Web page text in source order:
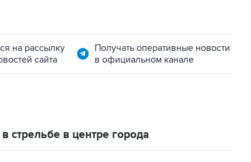
на рассылку
сайта
Получать оперативные новости
в официальном канале
стрельбе в центре города